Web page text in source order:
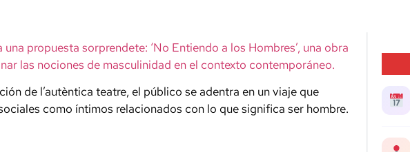
propuesta sorprendete: ‘No Entiendo a los Hombres’, una obra
las nociones de masculinidad en el contexto contemporáneo.
de l’autèntica teatre, el público se adentra en un viaje que
como íntimos relacionados con lo que significa ser hombre.